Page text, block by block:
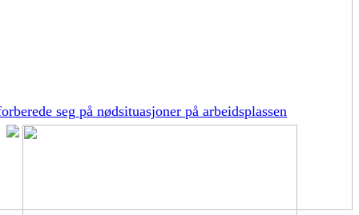
seg på nødsituasjoner på arbeidsplassen